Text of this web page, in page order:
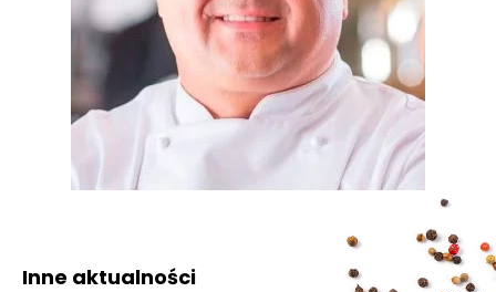
Inne aktualności